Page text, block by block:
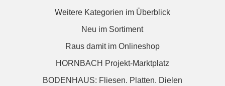
Weitere Kategorien im Überblick
Neu im Sortiment
Raus damit im Onlineshop
HORNBACH Projekt-Marktplatz
BODENHAUS: Fliesen. Platten. Dielen